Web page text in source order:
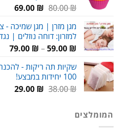
80.00₪
המחיר
היה:
80.00 ₪.
69.00 ₪
המחיר
הוא:
₪.
מגן מזרן | מגן שמיכה -
למזרון: דוחה נוזלים |
59.00 ₪
–
79.00 ₪
טווח
שקיות תה ריקות -
100 יחידות במבצע!
38.00₪
המחיר29.00 ₪
המחיר
המומלצים